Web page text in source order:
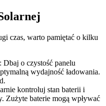
czas, warto pamiętać o kilku
: Dbaj o czystość panelu
wydajność ładowania.
kontroluj stan baterii i
Zużyte baterie mogą wpływać